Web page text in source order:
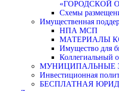
«ГОРОДСКОЙ
Схемы
Имущественная
НПА МСП
МАТЕРИАЛЫ
Имущество для
Коллегиальный
МУНИЦИПАЛЬНЫЕ
Инвестиционная
БЕСПЛАТНАЯ